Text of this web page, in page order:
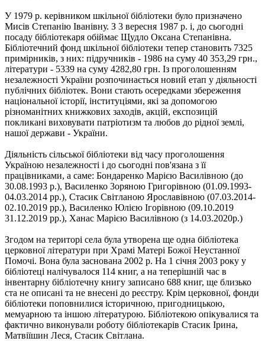
У 1979 р. керівником шкільної бібліотеки було призначено
Мисів Степанію Iванівну. З 3 вересня 1987 р. i, до сьогодні
посаду бібліотекаря обіймає Щудло Оксана Степанівна.
Бібліотечний фонд шкільної бібліотеки тепер становить 7325
примірників, з них: підручників - 1986 на суму 40 353,29 грн.,
літератури - 5339 на суму 4282,80 грн. Із проголошенням
незалежності України розпочинається новий етап у діяльності
публічних бібліотек. Вони стають оcередками збереження
національної історії, інституціями, які за допомогою
різноманітних книжкових заходів, акцій, експозицій
покликані виховувати патріотизм та любов до рідної землі,
нашої держави - України.
Діяльність сільської бібліотеки від часу проголошення
Україною незалежності і до сьогодні пов'язана з її
працівниками, a саме: Бондаренко Марiєю Василівною (до
30.08.1993 р.), Василенко 3оряною Григoрівною (01.09.1993-
04.03.2014 pр.), Стасик Світланою Ярославівною (07.03.2014-
02.10.2019 рp.), Bасиленко Юлією Iгоpівною (09.10.2019
31.12.2019 рр.), Ханас Марiєю Василівною (з 14.03.2020р.)
Згодом на територі села була утворена ще одна бібліотека
церковної літератури при Храмі Матері Божої Неустанної
Помочі. Вона була заснована 2002 р. Нa 1 cічня 2003 року у
бібліотеці налічувалося 114 книг, а на теперішній час в
інвентарну бібліотечну книгу записано 688 книг, ще близько
ста не описані та не внесені до реєстру. Крім церковної, фонди
бібліотеки поповнилися історичною, пригодницькою,
мемуарною та іншою літературою. Бібліотекою опікувалися та
фактично виконували роботу бібліотекарів Стасик Iрина,
Матвіїшин Леся, Стасик Світлана.